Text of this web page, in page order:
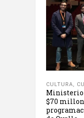
CULTURA,
Ministerio
$70